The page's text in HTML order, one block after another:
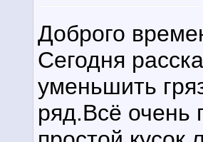
Доброго
Сегодня
уменьшить
ряд.Всё очень